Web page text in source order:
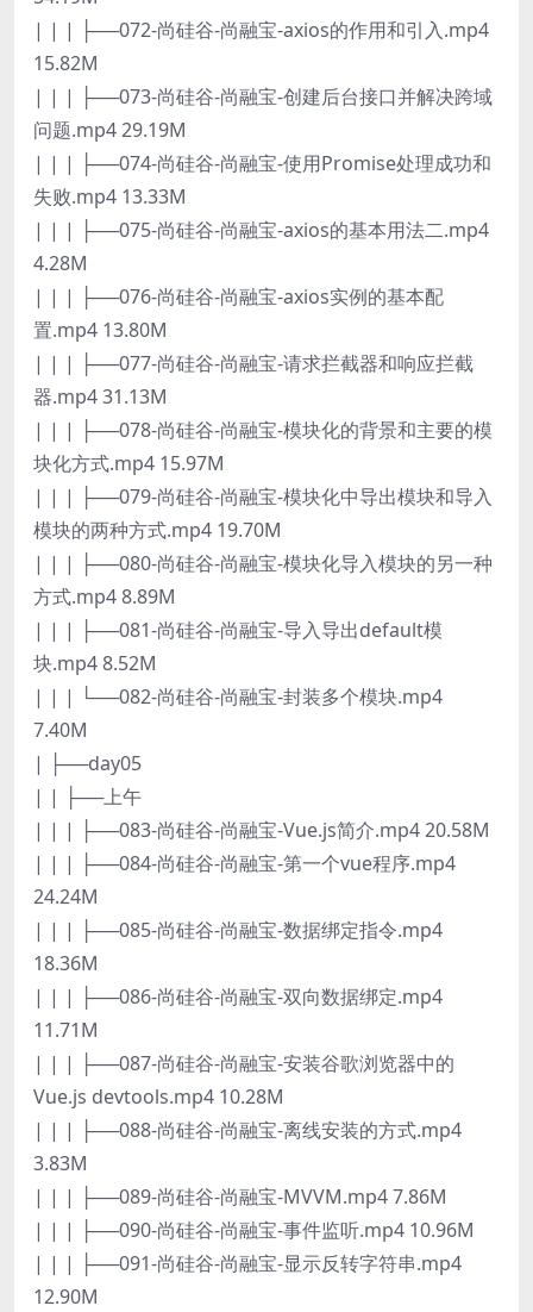
| | | ├──072-尚硅谷-尚融宝-axios的作用和引入.mp4
15.82M
| | | ├──073-尚硅谷-尚融宝-创建后台接口并解决跨域
问题.mp4 29.19M
| | | ├──074-尚硅谷-尚融宝-使用Promise处理成功和
失败.mp4 13.33M
| | | ├──075-尚硅谷-尚融宝-axios的基本用法二.mp4
4.28M
| | | ├──076-尚硅谷-尚融宝-axios实例的基本配
置.mp4 13.80M
| | | ├──077-尚硅谷-尚融宝-请求拦截器和响应拦截
器.mp4 31.13M
| | | ├──078-尚硅谷-尚融宝-模块化的背景和主要的模
块化方式.mp4 15.97M
| | | ├──079-尚硅谷-尚融宝-模块化中导出模块和导入
模块的两种方式.mp4 19.70M
| | | ├──080-尚硅谷-尚融宝-模块化导入模块的另一种
方式.mp4 8.89M
| | | ├──081-尚硅谷-尚融宝-导入导出default模
块.mp4 8.52M
| | | └──082-尚硅谷-尚融宝-封装多个模块.mp4
7.40M
| ├──day05
| | ├──上午
| | | ├──083-尚硅谷-尚融宝-Vue.js简介.mp4 20.58M
| | | ├──084-尚硅谷-尚融宝-第一个vue程序.mp4
24.24M
| | | ├──085-尚硅谷-尚融宝-数据绑定指令.mp4
18.36M
| | | ├──086-尚硅谷-尚融宝-双向数据绑定.mp4
11.71M
| | | ├──087-尚硅谷-尚融宝-安装谷歌浏览器中的
Vue.js devtools.mp4 10.28M
| | | ├──088-尚硅谷-尚融宝-离线安装的方式.mp4
3.83M
| | | ├──089-尚硅谷-尚融宝-MVVM.mp4 7.86M
| | | ├──090-尚硅谷-尚融宝-事件监听.mp4 10.96M
| | | ├──091-尚硅谷-尚融宝-显示反转字符串.mp4
12.90M